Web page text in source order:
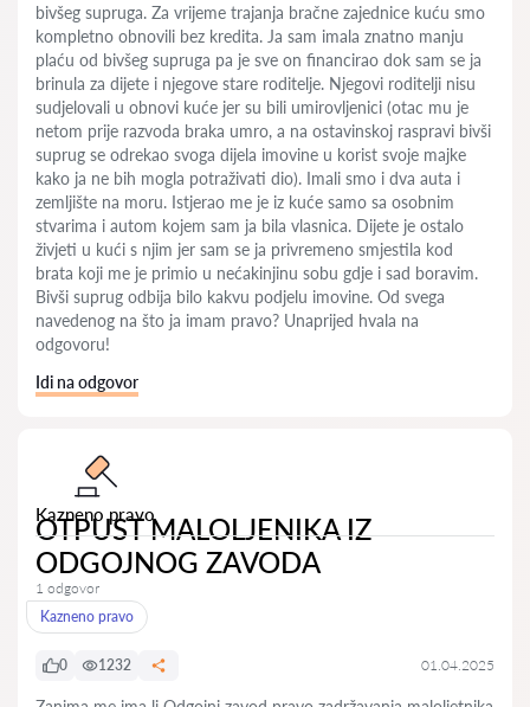
bivšeg supruga. Za vrijeme trajanja bračne zajednice kuću smo
kompletno obnovili bez kredita. Ja sam imala znatno manju
plaću od bivšeg supruga pa je sve on financirao dok sam se ja
brinula za dijete i njegove stare roditelje. Njegovi roditelji nisu
sudjelovali u obnovi kuće jer su bili umirovljenici (otac mu je
netom prije razvoda braka umro, a na ostavinskoj raspravi bivši
suprug se odrekao svoga dijela imovine u korist svoje majke
kako ja ne bih mogla potraživati dio). Imali smo i dva auta i
zemljište na moru. Istjerao me je iz kuće samo sa osobnim
stvarima i autom kojem sam ja bila vlasnica. Dijete je ostalo
živjeti u kući s njim jer sam se ja privremeno smjestila kod
brata koji me je primio u nećakinjinu sobu gdje i sad boravim.
Bivši suprug odbija bilo kakvu podjelu imovine. Od svega
navedenog na što ja imam pravo? Unaprijed hvala na
odgovoru!
Idi na odgovor
Kazneno pravo
OTPUST MALOLJENIKA IZ
ODGOJNOG ZAVODA
1 odgovor
Kazneno pravo
0 1232 01.04.2025